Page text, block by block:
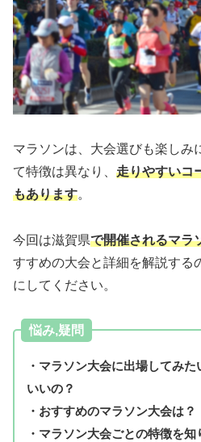
マラソンは、大会選びも楽しみ
て特徴は異なり、 走りやすいコ
もあります。
今回は滋賀県で開催されるマラ
すすめの大会と詳細を解説する
にしてください。
悩み,疑問
・マラソン大会に出場してみ
いいの？
・おすすめのマラソン大会は？
・マラソン大会ごとの特徴を知